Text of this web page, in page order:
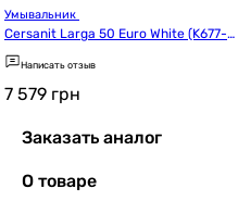
Cersanit Larga 50 Euro White (K677-0
03/CCWT1000756401)
Написать отзыв
7 579 грн
Заказать аналог
О товаре